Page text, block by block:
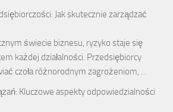
Jak skutecznie zarządzać
świecie biznesu, ryzyko staje się
każdej działalności. Przedsiębiorcy
czoła różnorodnym zagrożeniom, …
Kluczowe aspekty odpowiedzialności